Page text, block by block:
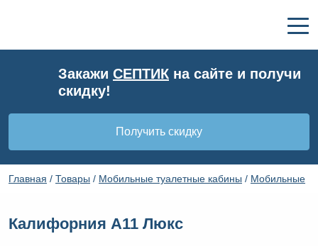
Закажи СЕПТИК на сайте и получи
скидку!
Получить скидку
Главная / Товары / Мобильные туалетные кабины / Мобильные
Калифорния А11 Люкс